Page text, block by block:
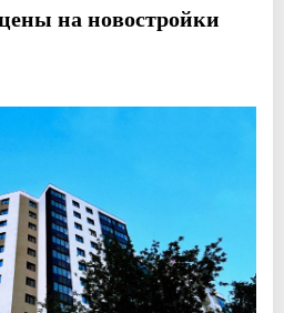
на новостройки